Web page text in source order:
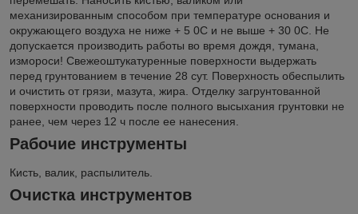
механизированным способом при температуре основания и
окружающего воздуха не ниже + 5 0С и не выше + 30 0С. Не
допускается производить работы во время дождя, тумана,
измороси! Свежеоштукатуренные поверхности выдержать
перед грунтованием в течение 28 сут. Поверхность обеспылить
и очистить от грязи, мазута, жира. Отделку загрунтованной
поверхности проводить после полного высыхания грунтовки не
ранее, чем через 12 ч после ее нанесения.
Рабочие инструменты
Кисть, валик, распылитель.
Очистка инструментов